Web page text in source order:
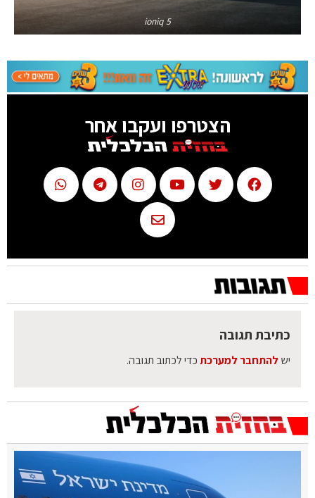
ioniq 5
הצטרפו ועקבו אחר
כתיבת תגובה
יש להתחבר למערכתכדי לכתוב תגובה.